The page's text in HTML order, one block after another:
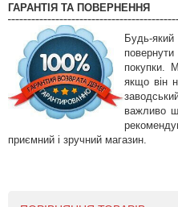
ГАРАНТІЯ ТА ПОВЕРНЕННЯ
Будь-
покупки.
якщо він
важливо
приємний і зручний магазин.